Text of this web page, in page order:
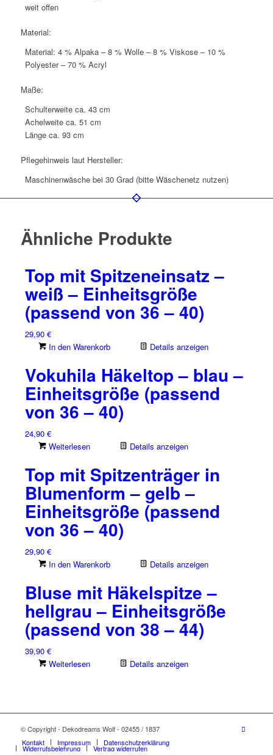
weit offen
Material:
Material: 4 % Alpaka – 8 % Wolle – 8 % Viskose – 10 %
Polyester – 70 % Acryl
Maße:
Schulterweite ca. 43 cm
Achelweite ca. 51 cm
Länge ca. 93 cm
Pflegehinweis laut Hersteller:
Maschinenwäsche bei 30 Grad (bitte Wäschenetz nutzen)
Ähnliche Produkte
Top mit Spitzeneinsatz –
weiß – Einheitsgröße
(passend von 36 – 40)
29,90 €
In den Warenkorb
Details anzeigen
Vokuhila Häkeltop – blau –
Einheitsgröße (passend
von 36 – 40)
24,90 €
Weiterlesen
Details anzeigen
Top mit Spitzenträger in
Blumenform – gelb –
Einheitsgröße (passend
von 36 – 40)
29,90 €
In den Warenkorb
Details anzeigen
Bluse mit Häkelspitze –
hellgrau – Einheitsgröße
(passend von 38 – 44)
39,90 €
Weiterlesen
Details anzeigen
© Copyright - Dekodreams Wolf - 02455 / 1837
Kontakt
Impressum Datenschutzerklärung
Widerrufsbelehrung Vertrag widerrufen